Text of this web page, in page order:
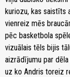
kuriozu, kas saistīts
vienreiz mēs
pēc basketbola
vizuālais tēls bijis
aizrādījumu par
uz ko Andris toreiz